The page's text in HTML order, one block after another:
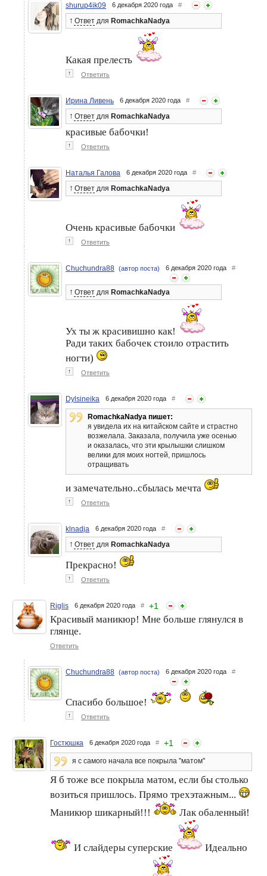
shurup4ik09 6 декабря 2020 года #
↑ Ответ для RomachkaNadya
Какая прелесть
↑ Ответить
Ирина Ливень 6 декабря 2020 года #
↑ Ответ для RomachkaNadya
красивые бабочки!
↑ Ответить
Наталья Галова 6 декабря 2020 года #
↑ Ответ для RomachkaNadya
Очень красивые бабочки
↑ Ответить
Chuchundra88 (автор поста) 6 декабря 2020 года #
↑ Ответ для RomachkaNadya
Ух ты ж красивишно как!
Ради таких бабочек стоило отрастить
ногти)
↑ Ответить
Dylsineika 6 декабря 2020 года #
RomachkaNadya пишет:
я увидела их на китайском сайте и страстно
возжелала. Заказала, получила уже осенью
и оказалась, что эти крылышки слишком
велики для моих ногтей, пришлось
отращивать
и замечательно..сбылась мечта
↑ Ответить
klnadja 6 декабря 2020 года #
↑ Ответ для RomachkaNadya
Прекрасно!
↑ Ответить
Riglis 6 декабря 2020 года # +1
Красивый маникюр! Мне больше глянулся в
глянце.
Ответить
Chuchundra88 (автор поста) 6 декабря 2020 года #
Спасибо большое!
↑ Ответить
Гостюшка 6 декабря 2020 года # +1
я с самого начала все покрыла "матом"
Я б тоже все покрыла матом, если бы столько
возиться пришлось. Прямо трехэтажным...
Маникюр шикарный!!!
Лак обаленный!
И слайдеры суперские Идеально